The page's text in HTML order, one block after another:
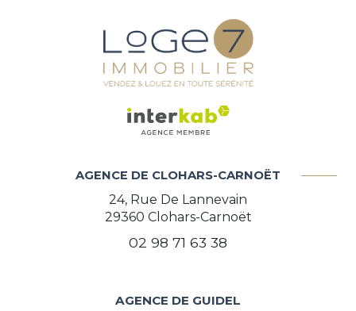
AGENCE DE CLOHARS-CARNOËT
24, Rue De Lannevain
29360 Clohars-Carnoët
02 98 71 63 38
AGENCE DE GUIDEL